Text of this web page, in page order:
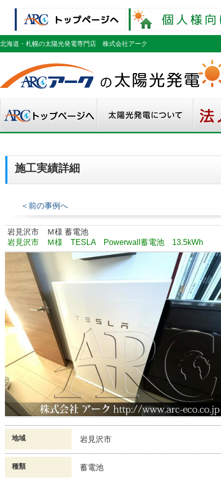
北海道・札幌の太陽光発電専門店 株式会社アーク
施工実績詳細
＜前の事例へ
岩見沢市 Ｍ様 蓄電池
岩見沢市 Ｍ様 TESLA Powerwall蓄電池 13.5kWh
地域 岩見沢市
種類 蓄電池